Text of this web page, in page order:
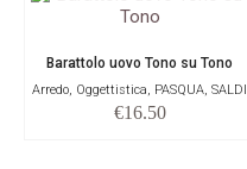
Barattolo uovo Tono su Tono
Arredo, Oggettistica, PASQUA, SALDI
€16.50